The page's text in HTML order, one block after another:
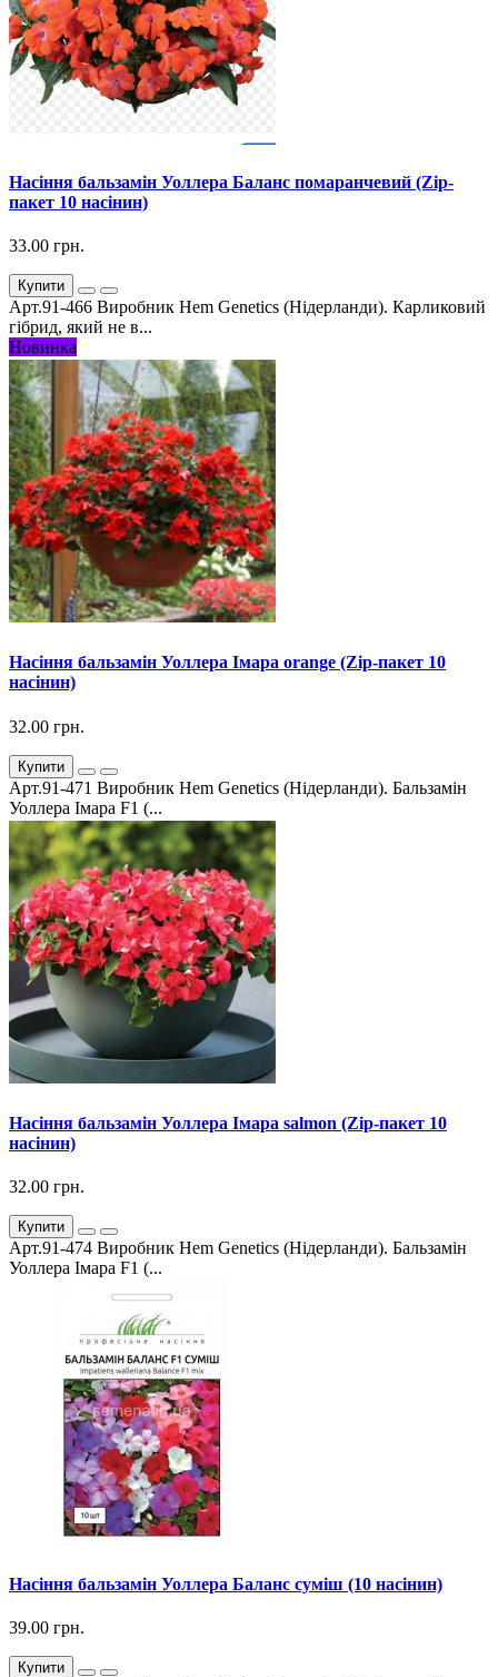
Насіння бальзамін Уоллера Баланс помаранчевий (Zip-
пакет 10 насінин)
33.00 грн.
Купити
Арт.91-466 Виробник Hem Genetics (Нідерланди). Карликовий
гібрид, який не в...
Новинка
Насіння бальзамін Уоллера Імара orange (Zip-пакет 10
насінин)
32.00 грн.
Купити
Арт.91-471 Виробник Hem Genetics (Нідерланди). Бальзамін
Уоллера Імара F1 (...
Насіння бальзамін Уоллера Імара salmon (Zip-пакет 10
насінин)
32.00 грн.
Купити
Арт.91-474 Виробник Hem Genetics (Нідерланди). Бальзамін
Уоллера Імара F1 (...
Насіння бальзамін Уоллера Баланс суміш (10 насінин)
39.00 грн.
Купити